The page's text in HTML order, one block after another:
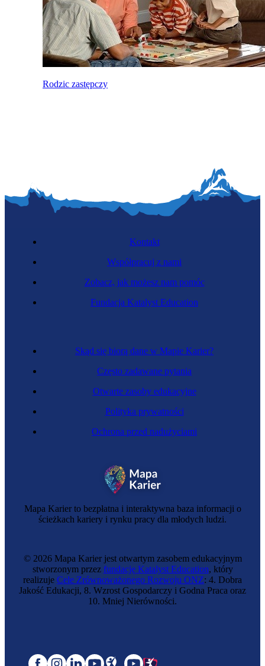
Rodzic zastępczy
Mapa Karier to bezpłatna i interaktywna baza informacji o
ścieżkach kariery i rynku pracy dla młodych ludzi.
Skąd się biorą dane w Mapie Karier?
Często zadawane pytania
Otwarte zasoby edukacyjne
Polityka prywatności
Ochrona przed nadużyciami
Kontakt
Współpracuj z nami
Zobacz, jak możesz nam pomóc
Fundacja Katalyst Education
© 2026 Mapa Karier jest otwartym zasobem edukacyjnym
stworzonym przez fundację Katalyst Education, który
realizuje Cele Zrównoważonego Rozwoju ONZ: 4. Dobra
Jakość Edukacji, 8. Wzrost Gospodarczy i Godna Praca oraz
10. Mniej Nierówności.